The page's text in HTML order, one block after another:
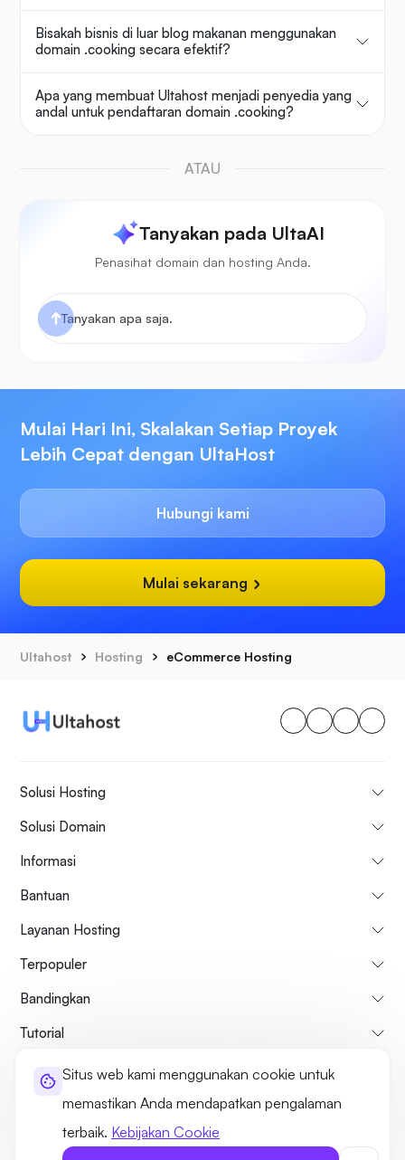
Situs web kami menggunakan cookie untuk
memastikan Anda mendapatkan pengalaman
terbaik. Kebijakan Cookie
Bisakah bisnis di luar blog makanan menggunakan
domain .cooking secara efektif?
Apa yang membuat Ultahost menjadi penyedia yang
andal untuk pendaftaran domain .cooking?
ATAU
Tanyakan pada UltaAI
Penasihat domain dan hosting Anda.
Mulai Hari Ini, Skalakan Setiap Proyek
Lebih Cepat dengan UltaHost
Hubungi kami
Mulai sekarang
Ultahost Hosting eCommerce Hosting
Solusi Hosting
Solusi Domain
Informasi
Bantuan
Layanan Hosting
Terpopuler
Bandingkan
Tutorial
Tentang kami
Syarat dan ketentuanKebijakan pribadiHukumSitemap